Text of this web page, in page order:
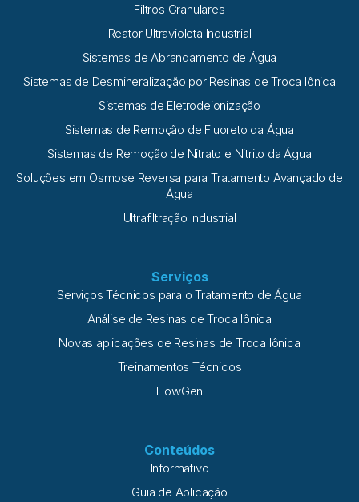
Filtros Granulares
Reator Ultravioleta Industrial
Sistemas de Abrandamento de Água
Sistemas de Desmineralização por Resinas de Troca Iônica
Sistemas de Eletrodeionização
Sistemas de Remoção de Fluoreto da Água
Sistemas de Remoção de Nitrato e Nitrito da Água
Soluções em Osmose Reversa para Tratamento Avançado de
Água
Ultrafiltração Industrial
Serviços
Serviços Técnicos para o Tratamento de Água
Análise de Resinas de Troca Iônica
Novas aplicações de Resinas de Troca Iônica
Treinamentos Técnicos
FlowGen
Conteúdos
Informativo
Guia de Aplicação